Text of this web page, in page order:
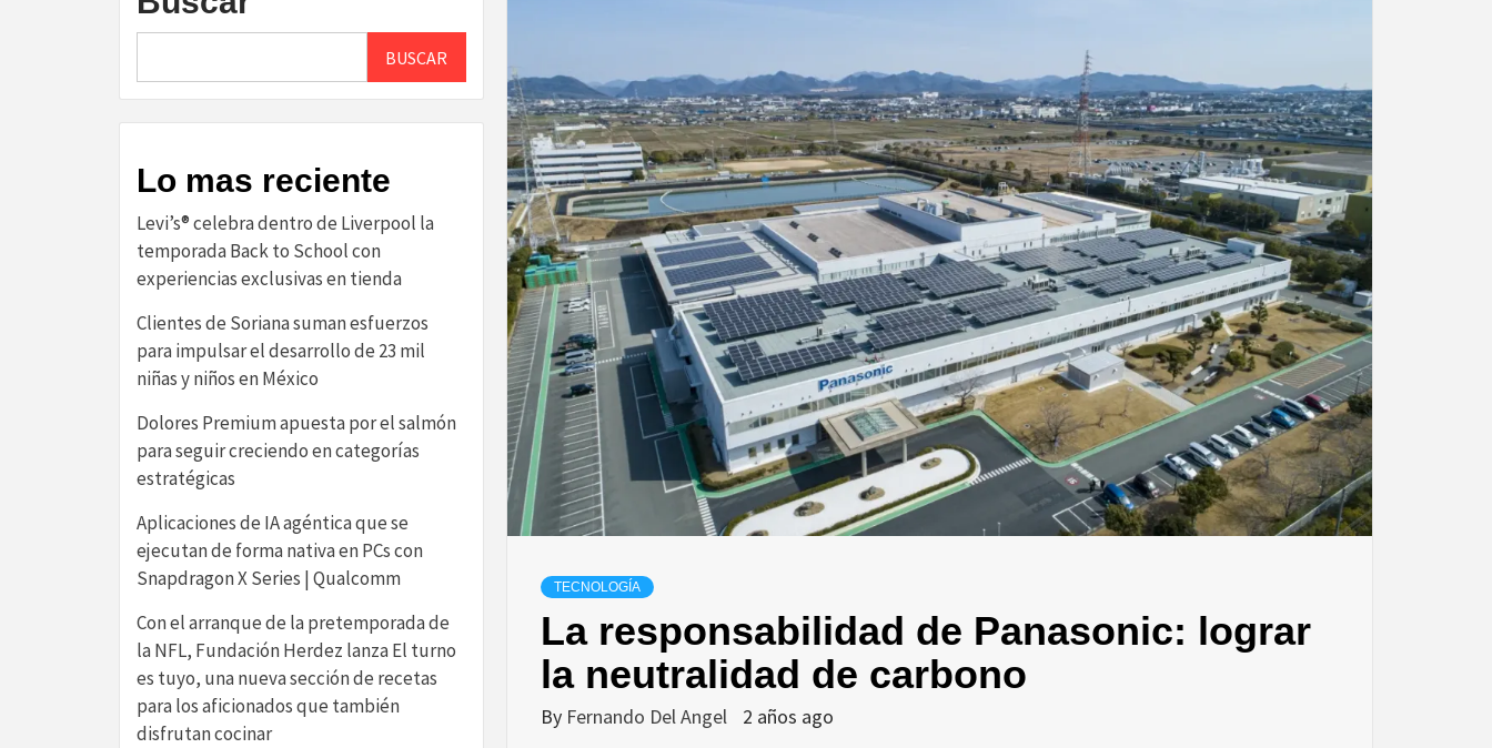
TECNOLOGÍA
La responsabilidad de Panasonic: lograr
la neutralidad de carbono
By Fernando Del Angel 2 años ago
BUSCAR
Lo mas reciente
Levi’s® celebra dentro de Liverpool la
temporada Back to School con
experiencias exclusivas en tienda
Clientes de Soriana suman esfuerzos
para impulsar el desarrollo de 23 mil
niñas y niños en México
Dolores Premium apuesta por el salmón
para seguir creciendo en categorías
estratégicas
Aplicaciones de IA agéntica que se
ejecutan de forma nativa en PCs con
Snapdragon X Series | Qualcomm
Con el arranque de la pretemporada de
la NFL, Fundación Herdez lanza El turno
es tuyo, una nueva sección de recetas
para los aficionados que también
disfrutan cocinar